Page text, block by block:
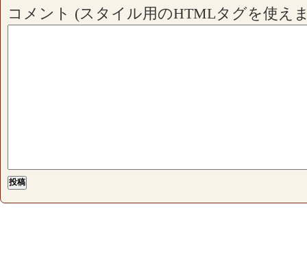
コメント (スタイル用のHTMLタグを使え